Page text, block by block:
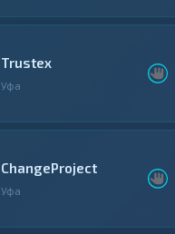
Trustex
Уфа
ChangeProject
Уфа